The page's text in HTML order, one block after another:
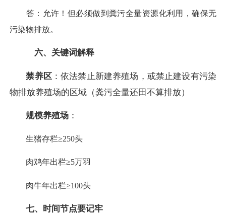
答：允许！但必须做到粪污全量资源化利用，确保无
污染物排放。
六、关键词解释
禁养区：依法禁止新建养殖场，或禁止建设有污染
物排放养殖场的区域（粪污全量还田不算排放）
规模养殖场 ：
生猪存栏≥250头
肉鸡年出栏≥5万羽
肉牛年出栏≥100头
七、 时间节点要记牢